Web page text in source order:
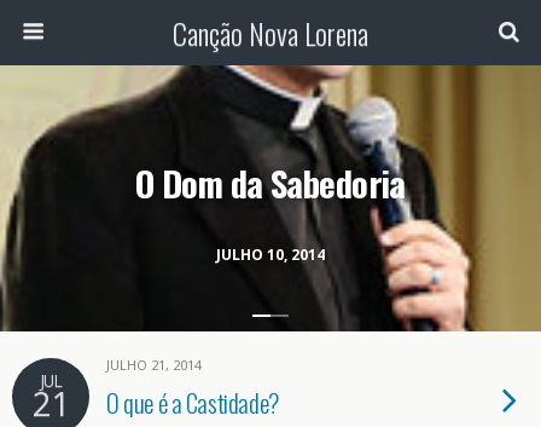
Canção Nova Lorena
JULHO 10, 2014
O Dom da Sabedoria
JUL
21
JULHO 21, 2014
O que é a Castidade?